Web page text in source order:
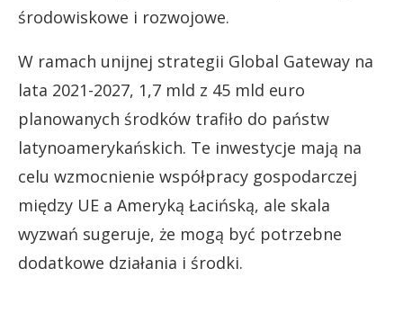
środowiskowe i rozwojowe.
W ramach unijnej strategii Global Gateway na
lata 2021-2027, 1,7 mld z 45 mld euro
planowanych środków trafiło do państw
latynoamerykańskich. Te inwestycje mają na
celu wzmocnienie współpracy gospodarczej
między UE a Ameryką Łacińską, ale skala
wyzwań sugeruje, że mogą być potrzebne
dodatkowe działania i środki.